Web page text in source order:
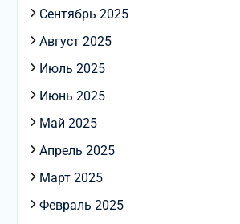
Сентябрь 2025
Август 2025
Июль 2025
Июнь 2025
Май 2025
Апрель 2025
Март 2025
Февраль 2025